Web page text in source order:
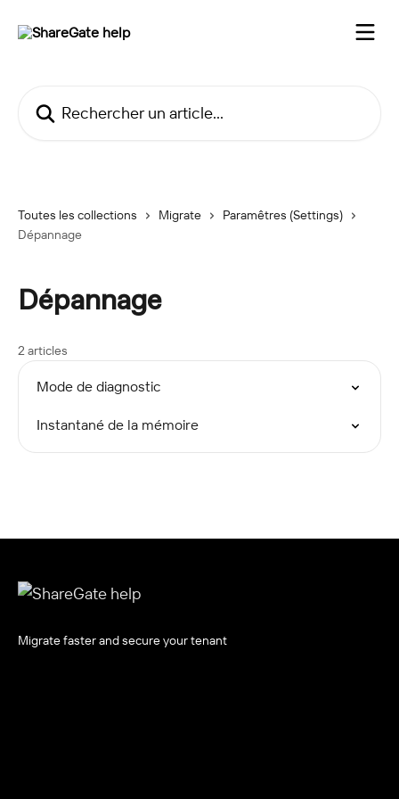
Toutes les collections Migrate
Paramêtres (Settings)
Dépannage
Dépannage
2 articles
Mode de diagnostic
Instantané de la mémoire
Migrate faster and secure your tenant